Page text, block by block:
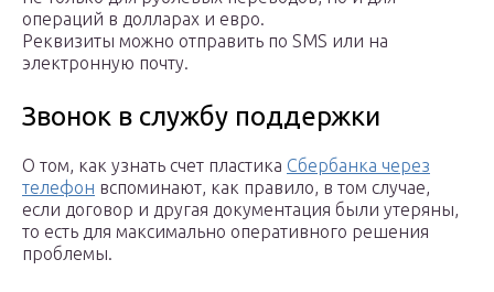
операций в долларах и евро.
Реквизиты можно отправить по SMS или на
электронную почту.
Звонок в службу поддержки
О том, как узнать счет пластика Сбербанка через
телефон вспоминают, как правило, в том случае,
если договор и другая документация были утеряны,
то есть для максимально оперативного решения
проблемы.